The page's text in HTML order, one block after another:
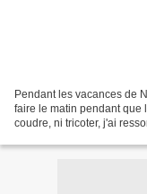
Pendant les vacances de
faire le matin pendant que
coudre, ni tricoter, j'ai